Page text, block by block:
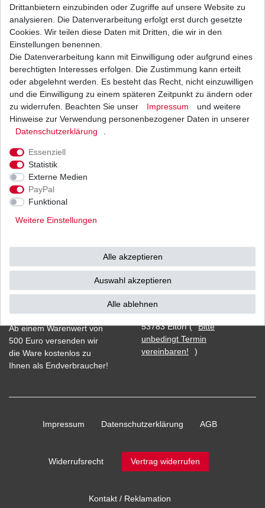
Bremsbeläge EBC FA 410 TT FA410TT Standard
Bremsklötze
UVP 29,43 € 20,15 € *
1 Satz
Bremslichtschalter vorne und Feststellbremse
UVP 20,24 €
Ab einem Warenwert von
500 Euro versenden wir
die Ware kostenlos zu
Ihnen als Endverbraucher!
Vorkasse
Barzahlung bei Abholung in
53783 Eitorf (
Bitte
unbedingt Termin
vereinbaren!
)
Impressum Daten­schutz­erklärung AGB
Widerrufs­recht Vertrag widerrufen
Kontakt / Reklamation
Drittanbietern einzubinden oder Zugriffe auf unsere Website zu
analysieren. Die Datenverarbeitung erfolgt erst durch gesetzte
Cookies. Wir teilen diese Daten mit Dritten, die wir in den
Einstellungen benennen.
Die Datenverarbeitung kann mit Einwilligung oder aufgrund eines
berechtigten Interesses erfolgen. Die Zustimmung kann erteilt
oder abgelehnt werden. Es besteht das Recht, nicht einzuwilligen
und die Einwilligung zu einem späteren Zeitpunkt zu ändern oder
zu widerrufen. Beachten Sie unser
Impressum
und weitere
Hinweise zur Verwendung personenbezogener Daten in unserer
Daten­schutz­erklärung
Essenziell
Statistik
Externe Medien
PayPal
Funktional
Weitere Einstellungen
Alle akzeptieren
Auswahl akzeptieren
Alle ablehnen